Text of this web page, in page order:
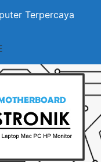
Terpercaya